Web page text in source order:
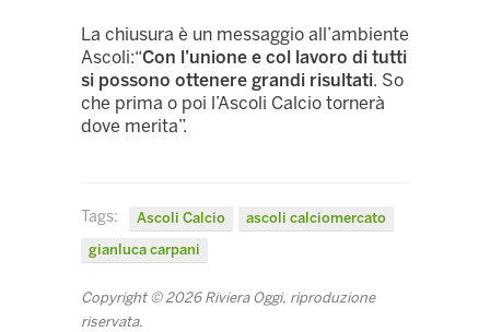
La chiusura è un messaggio all’ambiente
Ascoli:“Con l’unione e col lavoro di tutti
si possono ottenere grandi risultati. So
che prima o poi l’Ascoli Calcio tornerà
dove merita”.
Tags: Ascoli Calcio
ascoli calciomercato
gianluca carpani
Copyright © 2026 Riviera Oggi, riproduzione
riservata.